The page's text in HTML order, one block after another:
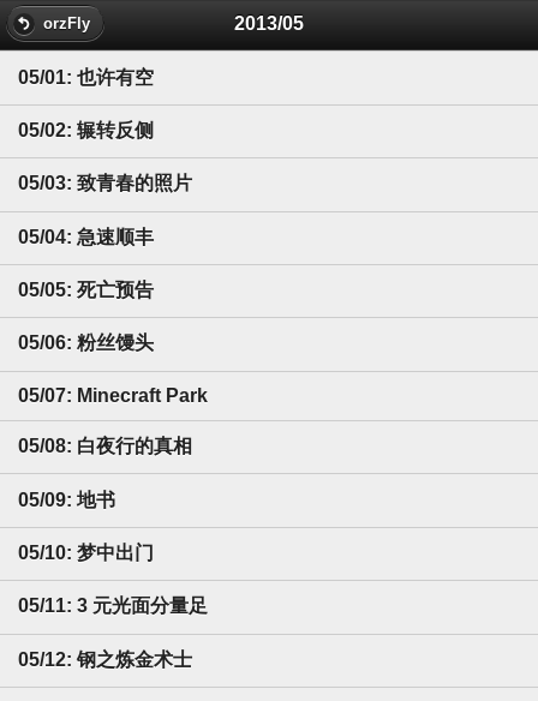
orzFly 2013/05
05/01: 也许有空
05/02: 辗转反侧
05/03: 致青春的照片
05/04: 急速顺丰
05/05: 死亡预告
05/06: 粉丝馒头
05/07: Minecraft Park
05/08: 白夜行的真相
05/09: 地书
05/10: 梦中出门
05/11: 3 元光面分量足
05/12: 钢之炼金术士